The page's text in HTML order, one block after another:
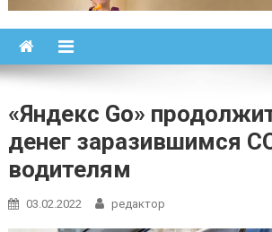
«Яндекс Go»
денег заразившимся
водителям
03.02.2022 редактор